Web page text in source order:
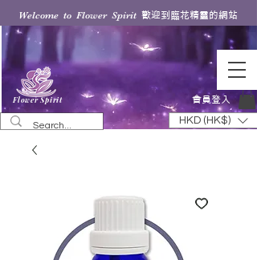
HKD (HK$)
Flower Spirit 會員登入
Welcome to Flower Spirit 歡迎到臨花精靈的網站